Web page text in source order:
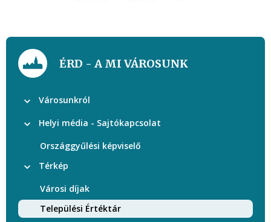
ÉRD - A MI VÁROSUNK
Városunkról
Helyi média - Sajtókapcsolat
Országgyűlési képviselő
Térkép
Városi díjak
Települési Értéktár